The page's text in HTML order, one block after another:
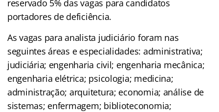
reservado 5% das vagas para candidatos
portadores de deficiência.
As vagas para analista judiciário foram nas
seguintes áreas e especialidades: administrativa;
judiciária; engenharia civil; engenharia mecânica;
engenharia elétrica; psicologia; medicina;
administração; arquitetura; economia; análise de
sistemas; enfermagem; biblioteconomia;